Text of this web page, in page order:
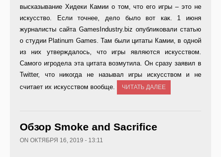
высказывание Хидеки Камии о том, что его игры – это не
искусство. Если точнее, дело было вот как. 1 июня
журналисты сайта GamesIndustry.biz опубликовали статью
о студии Platinum Games. Там были цитаты Камии, в одной
из них утверждалось, что игры являются искусством.
Самого игродела эта цитата возмутила. Он сразу заявил в
Twitter, что никогда не называл игры искусством и не
считает их искусством вообще.
ЧИТАТЬ ДАЛЕЕ
Обзор Smoke and Sacrifice
ON ОКТЯБРЯ 16, 2019 - 13:11